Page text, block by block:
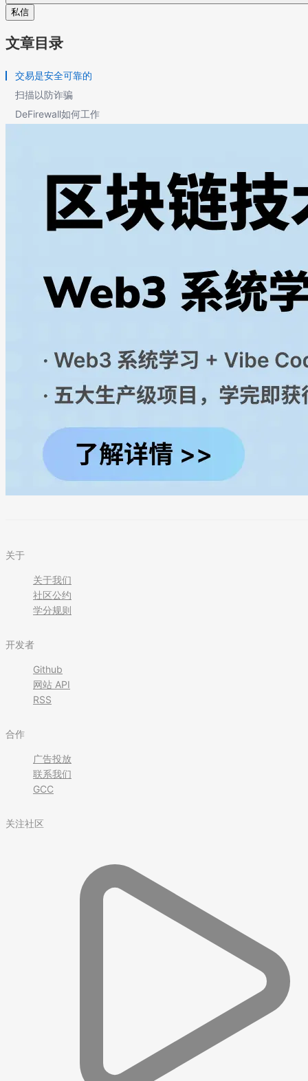
私信
文章目录
交易是安全可靠的
扫描以防诈骗
DeFirewall如何工作
关于
关于我们
社区公约
学分规则
开发者
Github
网站 API
RSS
合作
广告投放
联系我们
GCC
关注社区